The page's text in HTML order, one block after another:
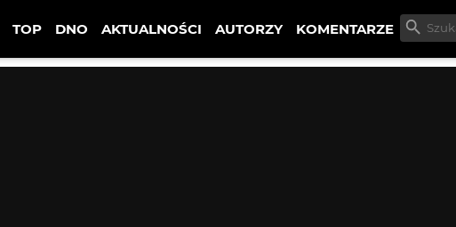
TOP DNO AKTUALNOŚCI AUTORZY KOMENTARZE